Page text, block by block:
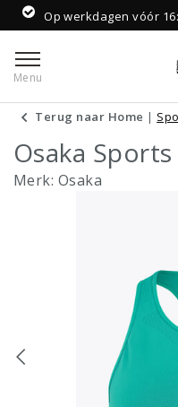
Op werkdagen vóór
Menu
Terug naar Home |
Osaka
Merk: Osaka